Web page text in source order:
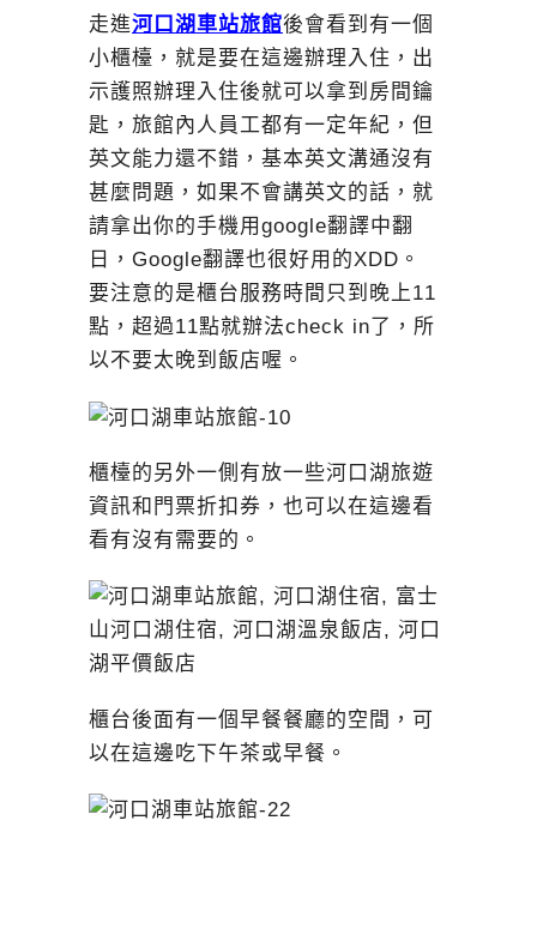
走進河口湖車站旅館後會看到有一個
小櫃檯，就是要在這邊辦理入住，出
示護照辦理入住後就可以拿到房間鑰
匙，旅館內人員工都有一定年紀，但
英文能力還不錯，基本英文溝通沒有
甚麼問題，如果不會講英文的話，就
請拿出你的手機用google翻譯中翻
日，Google翻譯也很好用的XDD。
要注意的是櫃台服務時間只到晚上11
點，超過11點就辦法check in了，所
以不要太晚到飯店喔。
櫃檯的另外一側有放一些河口湖旅遊
資訊和門票折扣券，也可以在這邊看
看有沒有需要的。
櫃台後面有一個早餐餐廳的空間，可
以在這邊吃下午茶或早餐。